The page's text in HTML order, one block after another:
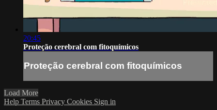
20:45
Proteção cerebral com fitoquímicos
Proteção cerebral com fitoquímicos
Load More
Help Terms Privacy Cookies Sign in